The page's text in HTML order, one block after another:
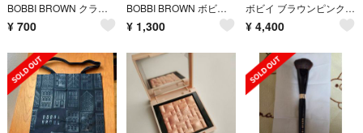
BOBBI BROWN クラッシュドリップカラー 01 ベイブ
¥ 700
BOBBI BROWN ボビイ ブラウン シマー ウォッシュ アイシャドウ 12
¥ 1,300
ボビイ ブラウンピンク ミラージュ アイシャドウ
¥ 4,400